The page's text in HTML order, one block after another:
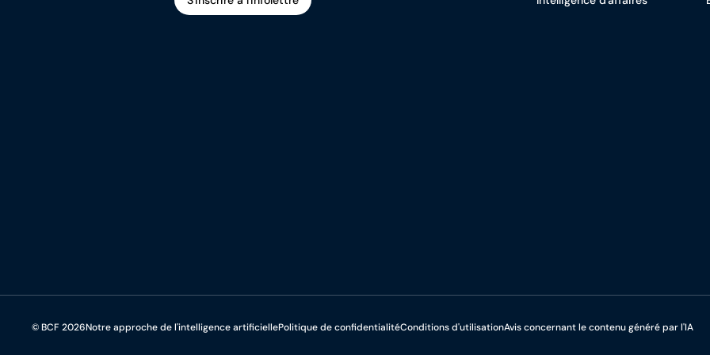
© BCF 2026Notre approche de l'intelligence artificiellePolitique de confidentialitéConditions d'utilisationAvis concernant le contenu généré par l'IA